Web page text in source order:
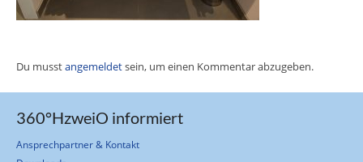
Du musstangemeldetsein, um einen Kommentar abzugeben.
360°HzweiO informiert
Ansprechpartner & Kontakt